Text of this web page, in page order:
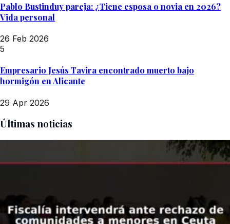
Pablo Bustinduy pareja: ¿Tiene esposa o novia en 2026?
Vida personal
26 Feb 2026
5
Empresario Jesús Tavira encontrado muerto bajo
hormigón en Alicante
29 Apr 2026
Últimas noticias